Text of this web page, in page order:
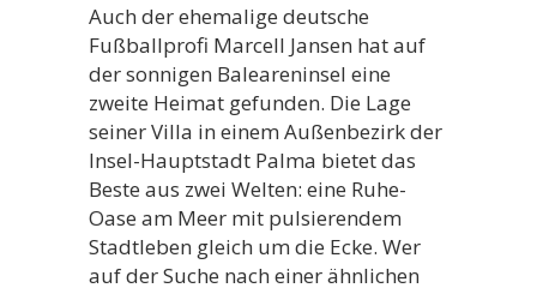
Auch der ehemalige deutsche
Fußballprofi Marcell Jansen hat auf
der sonnigen Baleareninsel eine
zweite Heimat gefunden. Die Lage
seiner Villa in einem Außenbezirk der
Insel-Hauptstadt Palma bietet das
Beste aus zwei Welten: eine Ruhe-
Oase am Meer mit pulsierendem
Stadtleben gleich um die Ecke. Wer
auf der Suche nach einer ähnlichen